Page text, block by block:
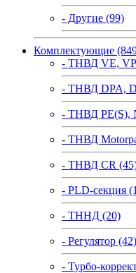
- Другие (99)
Комплектующие
- ТНВД VE,
- ТНВД DPA,
- ТНВД PE(S),
- ТНВД
- ТНВД CR
- PLD-секция
- ТННД (20)
- Регулятор (42)
- Турбо-